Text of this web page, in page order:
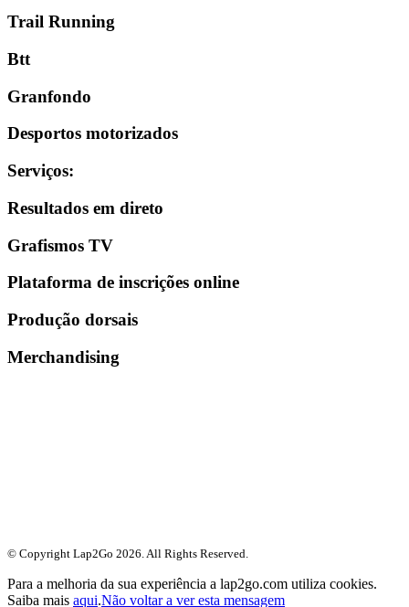
Trail Running
Btt
Granfondo
Desportos motorizados
Serviços:
Resultados em direto
Grafismos TV
Plataforma de inscrições online
Produção dorsais
Merchandising
© Copyright Lap2Go 2026. All Rights Reserved.
Para a melhoria da sua experiência a lap2go.com utiliza cookies.
Saiba mais aqui.Não voltar a ver esta mensagem